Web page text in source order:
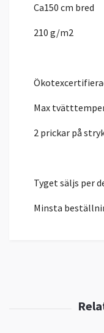
Ca150 cm bred
210 g/m2
Max
2 prickar på
Tyget säljs per
Minsta